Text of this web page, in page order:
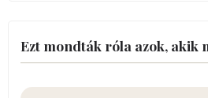
Ezt mondták róla azok, akik